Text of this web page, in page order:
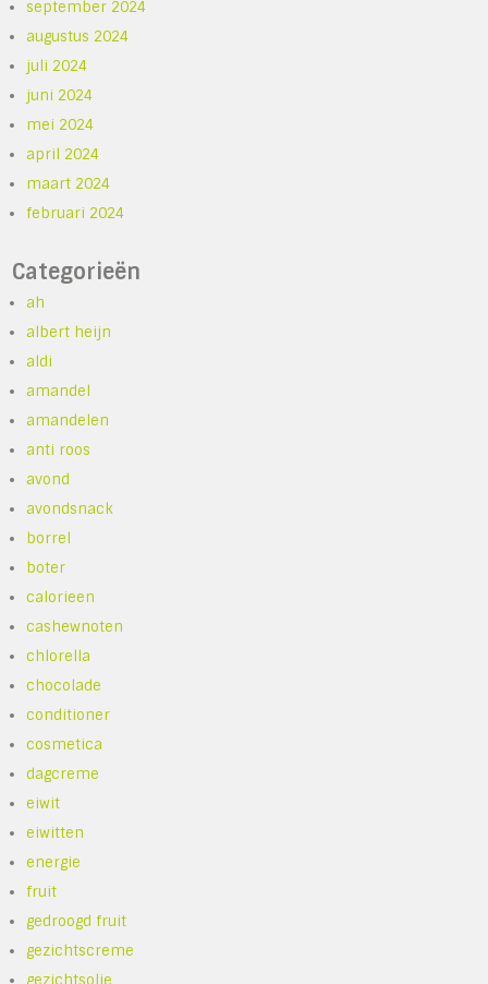
september 2024
augustus 2024
juli 2024
juni 2024
mei 2024
april 2024
maart 2024
februari 2024
Categorieën
ah
albert heijn
aldi
amandel
amandelen
anti roos
avond
avondsnack
borrel
boter
calorieen
cashewnoten
chlorella
chocolade
conditioner
cosmetica
dagcreme
eiwit
eiwitten
energie
fruit
gedroogd fruit
gezichtscreme
gezichtsolie